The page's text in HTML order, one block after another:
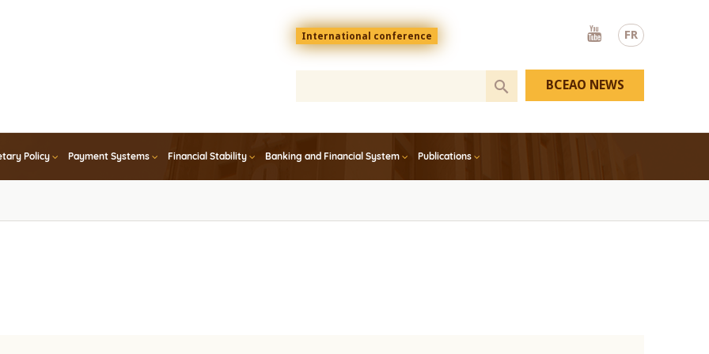
FR
Menu
top
En
International conference
Youtube
Policy Payment Systems Financial Stability Banking and Financial System Publications
BCEAO NEWS